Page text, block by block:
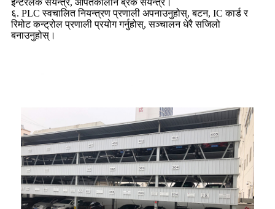
इन्टरलक संयन्त्र, आपतकालीन ब्रेक संयन्त्र।
६. PLC स्वचालित नियन्त्रण प्रणाली अपनाउनुहोस्, बटन, IC कार्ड र
रिमोट कन्ट्रोल प्रणाली प्रयोग गर्नुहोस्, सञ्चालन धेरै सजिलो
बनाउनुहोस्।